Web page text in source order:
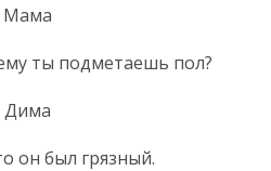
Мама
ты подметаешь пол?
Дима
он был грязный.